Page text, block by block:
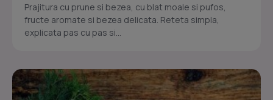
Prajitura cu prune si bezea, cu blat moale si pufos,
fructe aromate si bezea delicata. Reteta simpla,
explicata pas cu pas si...